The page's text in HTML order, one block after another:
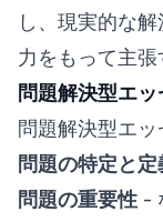
し、現実的な
力をもって主張
問題解決型エ
問題解決型エ
問題の特定と定
問題の重要性 -